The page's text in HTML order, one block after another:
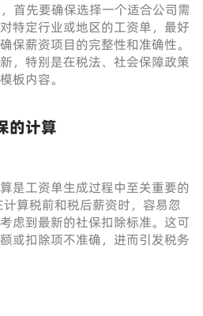
首先要确保选择一个适合公司需
特定行业或地区的工资单，最好
保薪资项目的完整性和准确性。
，特别是在税法、社会保障政策
板内容。
的计算
是工资单生成过程中至关重要的
算税前和税后薪资时，容易忽
虑到最新的社保扣除标准。这可
或扣除项不准确，进而引发税务